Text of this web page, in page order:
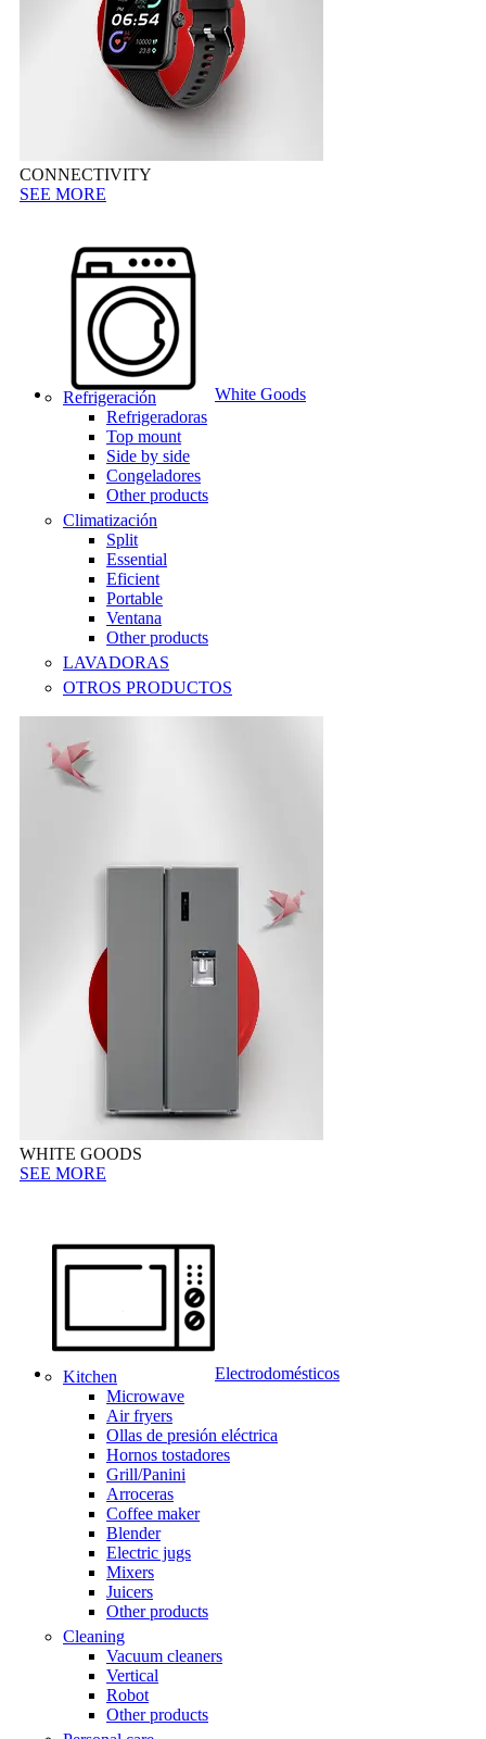
CONNECTIVITY
SEE MORE
White Goods
Refrigeración
Refrigeradoras
Top mount
Side by side
Congeladores
Other products
Climatización
Split
Essential
Eficient
Portable
Ventana
Other products
LAVADORAS
OTROS PRODUCTOS
WHITE GOODS
SEE MORE
Electrodomésticos
Kitchen
Microwave
Air fryers
Ollas de presión eléctrica
Hornos tostadores
Grill/Panini
Arroceras
Coffee maker
Blender
Electric jugs
Mixers
Juicers
Other products
Cleaning
Vacuum cleaners
Vertical
Robot
Other products